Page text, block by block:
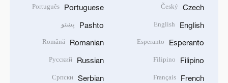
Czech
Český
English
English
Esperanto
Esperanto
Filipino
Filipino
French
Français
Portuguese
Português
Pashto پښتو
Romanian
Română
Russian
Русский
Serbian
Српски